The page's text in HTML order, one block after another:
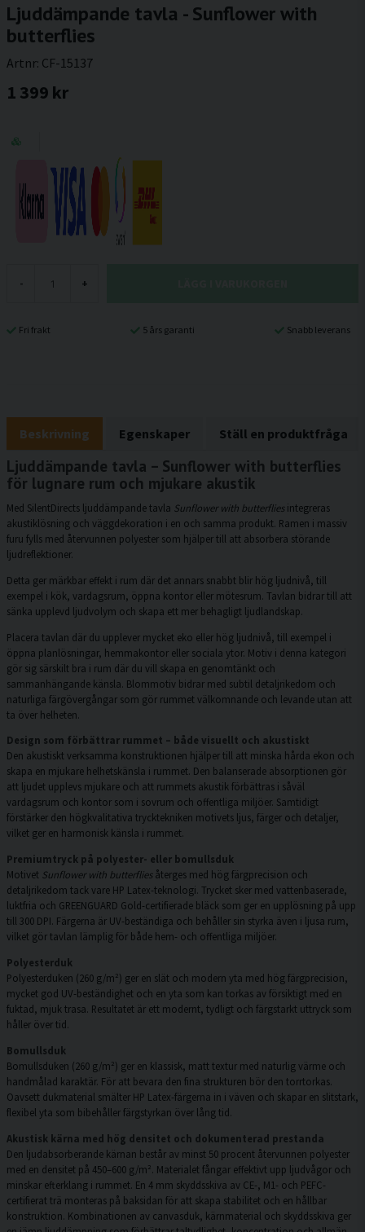
Ljuddämpande tavla - Sunflower with
butterflies
Artnr: CF-15137
1 399 kr
- +
Fri frakt 5 års garanti Snabb leverans
Beskrivning Egenskaper Ställ en produktfråga
Ljuddämpande tavla – Sunflower with butterflies
för lugnare rum och mjukare akustik
Med SilentDirects ljuddämpande tavla Sunflower with butterfliesintegreras
akustiklösning och väggdekoration i en och samma produkt. Ramen i massiv
furu fylls med återvunnen polyester som hjälper till att absorbera störande
ljudreflektioner.
Detta ger märkbar effekt i rum där det annars snabbt blir hög ljudnivå, till
exempel i kök, vardagsrum, öppna kontor eller mötesrum. Tavlan bidrar till att
sänka upplevd ljudvolym och skapa ett mer behagligt ljudlandskap.
Placera tavlan där du upplever mycket eko eller hög ljudnivå, till exempel i
öppna planlösningar, hemmakontor eller sociala ytor. Motiv i denna kategori
gör sig särskilt bra i rum där du vill skapa en genomtänkt och
sammanhängande känsla. Blommotiv bidrar med subtil detaljrikedom och
naturliga färgövergångar som gör rummet välkomnande och levande utan att
ta över helheten.
Design som förbättrar rummet – både visuellt och akustiskt
Den akustiskt verksamma konstruktionen hjälper till att minska hårda ekon och
skapa en mjukare helhetskänsla i rummet. Den balanserade absorptionen gör
att ljudet upplevs mjukare och att rummets akustik förbättras i såväl
vardagsrum och kontor som i sovrum och offentliga miljöer. Samtidigt
förstärker den högkvalitativa trycktekniken motivets ljus, färger och detaljer,
vilket ger en harmonisk känsla i rummet.
Premiumtryck på polyester- eller bomullsduk
Motivet Sunflower with butterfliesåterges med hög färgprecision och
detaljrikedom tack vare HP Latex-teknologi. Trycket sker med vattenbaserade,
luktfria och GREENGUARD Gold-certifierade bläck som ger en upplösning på upp
till 300 DPI. Färgerna är UV-beständiga och behåller sin styrka även i ljusa rum,
vilket gör tavlan lämplig för både hem- och offentliga miljöer.
Polyesterduk
Polyesterduken (260 g/m²) ger en slät och modern yta med hög färgprecision,
mycket god UV-beständighet och en yta som kan torkas av försiktigt med en
fuktad, mjuk trasa. Resultatet är ett modernt, tydligt och färgstarkt uttryck som
håller över tid.
Bomullsduk
Bomullsduken (260 g/m²) ger en klassisk, matt textur med naturlig värme och
handmålad karaktär. För att bevara den fina strukturen bör den torrtorkas.
Oavsett dukmaterial smälter HP Latex-färgerna in i väven och skapar en slitstark,
flexibel yta som bibehåller färgstyrkan över lång tid.
Akustisk kärna med hög densitet och dokumenterad prestanda
Den ljudabsorberande kärnan består av minst 50 procent återvunnen polyester
med en densitet på 450–600 g/m². Materialet fångar effektivt upp ljudvågor och
minskar efterklang i rummet. En 4 mm skyddsskiva av CE-, M1- och PEFC-
certifierat trä monteras på baksidan för att skapa stabilitet och en hållbar
konstruktion. Kombinationen av canvasduk, kärnmaterial och skyddsskiva ger